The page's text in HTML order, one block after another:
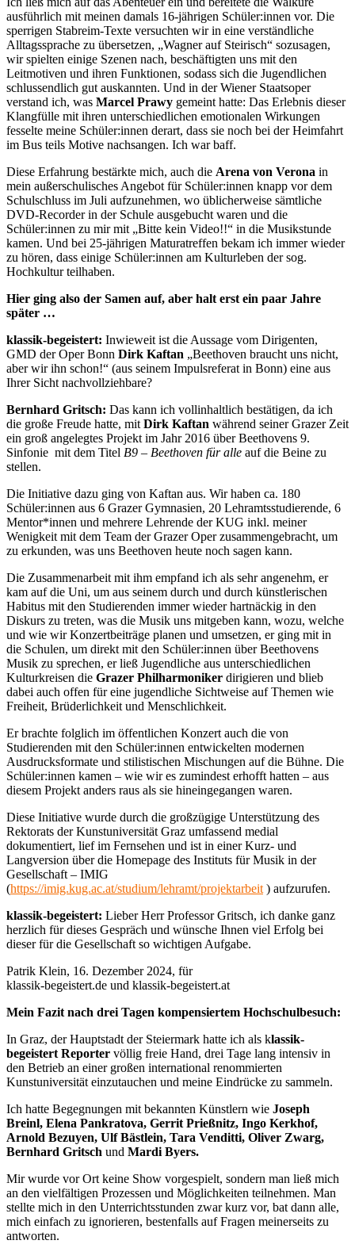
ausführlich mit meinen damals 16-jährigen Schüler:innen vor. Die
sperrigen Stabreim-Texte versuchten wir in eine verständliche
Alltagssprache zu übersetzen, „Wagner auf Steirisch“ sozusagen,
wir spielten einige Szenen nach, beschäftigten uns mit den
Leitmotiven und ihren Funktionen, sodass sich die Jugendlichen
schlussendlich gut auskannten. Und in der Wiener Staatsoper
verstand ich, was Marcel Prawy gemeint hatte: Das Erlebnis dieser
Klangfülle mit ihren unterschiedlichen emotionalen Wirkungen
fesselte meine Schüler:innen derart, dass sie noch bei der Heimfahrt
im Bus teils Motive nachsangen. Ich war baff.
Diese Erfahrung bestärkte mich, auch die Arena von Verona in
mein außerschulisches Angebot für Schüler:innen knapp vor dem
Schulschluss im Juli aufzunehmen, wo üblicherweise sämtliche
DVD-Recorder in der Schule ausgebucht waren und die
Schüler:innen zu mir mit „Bitte kein Video!!“ in die Musikstunde
kamen. Und bei 25-jährigen Maturatreffen bekam ich immer wieder
zu hören, dass einige Schüler:innen am Kulturleben der sog.
Hochkultur teilhaben.
Hier ging also der Samen auf, aber halt erst ein paar Jahre
später …
klassik-begeistert: Inwieweit ist die Aussage vom Dirigenten,
GMD der Oper Bonn Dirk Kaftan „Beethoven braucht uns nicht,
aber wir ihn schon!“ (aus seinem Impulsreferat in Bonn) eine aus
Ihrer Sicht nachvollziehbare?
Bernhard Gritsch: Das kann ich vollinhaltlich bestätigen, da ich
die große Freude hatte, mit Dirk Kaftan während seiner Grazer Zeit
ein groß angelegtes Projekt im Jahr 2016 über Beethovens 9.
Sinfonie mit dem Titel B9 – Beethoven für alle auf die Beine zu
stellen.
Die Initiative dazu ging von Kaftan aus. Wir haben ca. 180
Schüler:innen aus 6 Grazer Gymnasien, 20 Lehramtsstudierende, 6
Mentor*innen und mehrere Lehrende der KUG inkl. meiner
Wenigkeit mit dem Team der Grazer Oper zusammengebracht, um
zu erkunden, was uns Beethoven heute noch sagen kann.
Die Zusammenarbeit mit ihm empfand ich als sehr angenehm, er
kam auf die Uni, um aus seinem durch und durch künstlerischen
Habitus mit den Studierenden immer wieder hartnäckig in den
Diskurs zu treten, was die Musik uns mitgeben kann, wozu, welche
und wie wir Konzertbeiträge planen und umsetzen, er ging mit in
die Schulen, um direkt mit den Schüler:innen über Beethovens
Musik zu sprechen, er ließ Jugendliche aus unterschiedlichen
Kulturkreisen die Grazer Philharmoniker dirigieren und blieb
dabei auch offen für eine jugendliche Sichtweise auf Themen wie
Freiheit, Brüderlichkeit und Menschlichkeit.
Er brachte folglich im öffentlichen Konzert auch die von
Studierenden mit den Schüler:innen entwickelten modernen
Ausdrucksformate und stilistischen Mischungen auf die Bühne. Die
Schüler:innen kamen – wie wir es zumindest erhofft hatten – aus
diesem Projekt anders raus als sie hineingegangen waren.
Diese Initiative wurde durch die großzügige Unterstützung des
Rektorats der Kunstuniversität Graz umfassend medial
dokumentiert, lief im Fernsehen und ist in einer Kurz- und
Langversion über die Homepage des Instituts für Musik in der
Gesellschaft – IMIG
(https://imig.kug.ac.at/studium/lehramt/projektarbeit ) aufzurufen.
klassik-begeistert: Lieber Herr Professor Gritsch, ich danke ganz
herzlich für dieses Gespräch und wünsche Ihnen viel Erfolg bei
dieser für die Gesellschaft so wichtigen Aufgabe.
Patrik Klein, 16. Dezember 2024, für
klassik-begeistert.de und klassik-begeistert.at
Mein Fazit nach drei Tagen kompensiertem Hochschulbesuch:
In Graz, der Hauptstadt der Steiermark hatte ich als klassik-
begeistert Reporter völlig freie Hand, drei Tage lang intensiv in
den Betrieb an einer großen international renommierten
Kunstuniversität einzutauchen und meine Eindrücke zu sammeln.
Ich hatte Begegnungen mit bekannten Künstlern wie Joseph
Breinl, Elena Pankratova, Gerrit Prießnitz, Ingo Kerkhof,
Arnold Bezuyen, Ulf Bästlein, Tara Venditti, Oliver Zwarg,
Bernhard Gritsch und Mardi Byers.
Mir wurde vor Ort keine Show vorgespielt, sondern man ließ mich
an den vielfältigen Prozessen und Möglichkeiten teilnehmen. Man
stellte mich in den Unterrichtsstunden zwar kurz vor, bat dann alle,
mich einfach zu ignorieren, bestenfalls auf Fragen meinerseits zu
antworten.